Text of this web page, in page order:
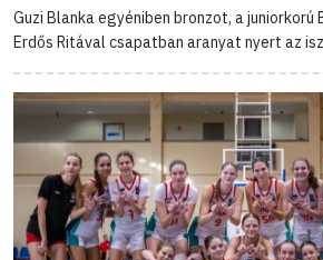
Guzi Blanka egyéniben bronzot, a juniorkorú
Erdős Ritával csapatban aranyat nyert az